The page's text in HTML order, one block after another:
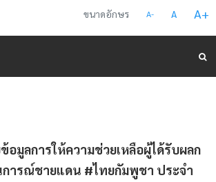
ขนาดอักษร A- A A+
อมูลการให้ความช่วยเหลือผู้ได้รับผลก
ารณ์ชายแดน #ไทยกัมพูชา ประจำ